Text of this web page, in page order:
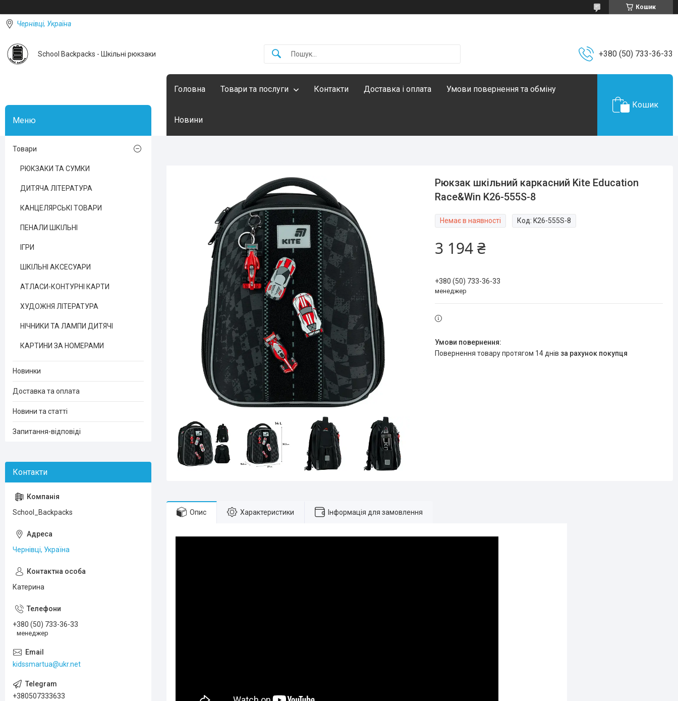
Кошик
Чернівці, Україна
School Backpacks - Шкільні рюкзаки +380 (50) 733-36-33
Головна Товари та послуги Контакти Доставка і оплата Умови повернення та обміну
Новини
Кошик
Рюкзак шкільний каркасний Kite Education
Race&Win K26-555S-8
Немає в наявності Код: K26-555S-8
3 194 ₴
+380 (50) 733-36-33
менеджер
повернення товару протягом 14 днів за рахунок покупця
Опис Характеристики Інформація для замовлення
Товари
РЮКЗАКИ ТА СУМКИ
ДИТЯЧА ЛІТЕРАТУРА
КАНЦЕЛЯРСЬКІ ТОВАРИ
ПЕНАЛИ ШКІЛЬНІ
ІГРИ
ШКІЛЬНІ АКСЕСУАРИ
АТЛАСИ-КОНТУРНІ КАРТИ
ХУДОЖНЯ ЛІТЕРАТУРА
НІЧНИКИ ТА ЛАМПИ ДИТЯЧІ
КАРТИНИ ЗА НОМЕРАМИ
Новинки
Доставка та оплата
Новини та статті
Запитання-відповіді
School_Backpacks
Чернівці, Україна
Катерина
+380 (50) 733-36-33
менеджер
kidssmartua@ukr.net
+380507333633